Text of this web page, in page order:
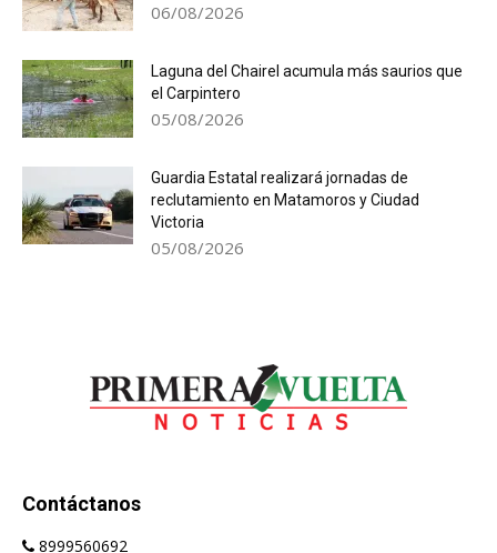
06/08/2026
Laguna del Chairel acumula más saurios que
el Carpintero
05/08/2026
Guardia Estatal realizará jornadas de
reclutamiento en Matamoros y Ciudad
Victoria
05/08/2026
Contáctanos
8999560692